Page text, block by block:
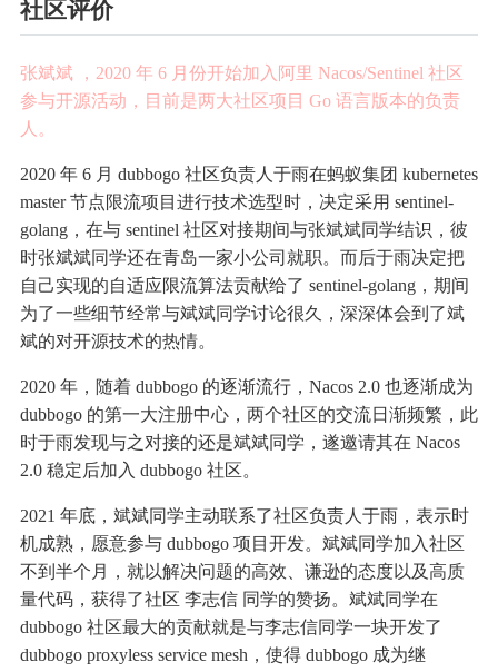
社区评价
张斌斌
，2020 年 6 月份开始加入阿里 Nacos/Sentinel 社区
参与开源活动，目前是两大社区项目 Go 语言版本的负责
人。
2020 年 6 月 dubbogo 社区负责人于雨在蚂蚁集团 kubernetes
master 节点限流项目进行技术选型时 ，决定采用 sentinel-
golang，在与 sentinel 社区对接期间与张斌斌同学结识，彼
时张斌斌同学还在青岛一家小公司就职。而后于雨决定把
自己实现的自适应限流算法贡献给了 sentinel-golang，期间
为了一些细节经常与斌斌同学讨论很久，深深体会到了斌
斌的对开源技术的热情。
2020 年， 随着 dubbogo 的逐渐流行， Nacos 2.0 也逐渐成为
dubbogo 的第一大注册中心，两个社区的交流日渐频繁 ，此
时于雨发现与之对接的还是斌斌同学，遂邀请其在 Nacos
2.0 稳定后加入 dubbogo 社区。
2021 年底，斌斌同学主动联系了社区负责人于雨， 表示时
机成熟， 愿意参与 dubbogo 项目开发。斌斌同学加入社区
不到半个月，就以解决问题的高效、谦逊的态度以及高质
量代码，获得了社区 李志信 同学的赞扬。斌斌同学在
dubbogo 社区最大的贡献就是与李志信同学一块开发了
dubbogo proxyless service mesh，使得 dubbogo 成为继